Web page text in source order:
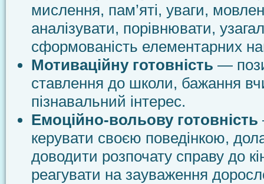
мислення, пам’яті, уваги,
аналізувати, порівнювати,
сформованість елементарних
Мотиваційну готовність —
ставлення до школи, бажання
пізнавальний інтерес.
Емоційно-вольову готовність
керувати своєю поведінкою,
доводити розпочату справу до
реагувати на зауваження